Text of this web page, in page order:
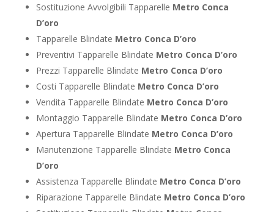
Sostituzione Avvolgibili Tapparelle Metro Conca
D’oro
Tapparelle Blindate Metro Conca D’oro
Preventivi Tapparelle Blindate Metro Conca D’oro
Prezzi Tapparelle Blindate Metro Conca D’oro
Costi Tapparelle Blindate Metro Conca D’oro
Vendita Tapparelle Blindate Metro Conca D’oro
Montaggio Tapparelle Blindate Metro Conca D’oro
Apertura Tapparelle Blindate Metro Conca D’oro
Manutenzione Tapparelle Blindate Metro Conca
D’oro
Assistenza Tapparelle Blindate Metro Conca D’oro
Riparazione Tapparelle Blindate Metro Conca D’oro